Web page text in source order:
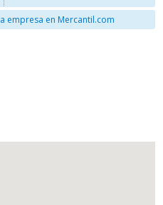
empresa en Mercantil.com